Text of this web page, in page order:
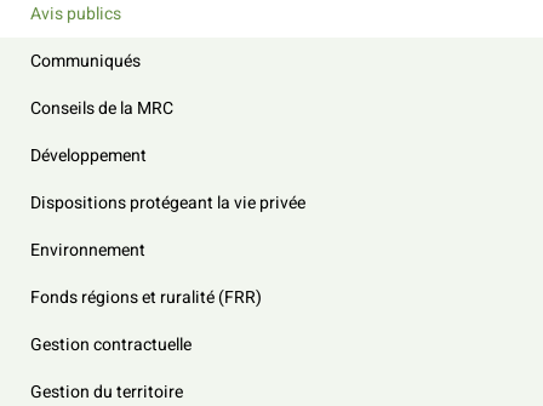
Avis publics
Communiqués
Conseils de la MRC
Développement
Dispositions protégeant la vie privée
Environnement
Fonds régions et ruralité (FRR)
Gestion contractuelle
Gestion du territoire